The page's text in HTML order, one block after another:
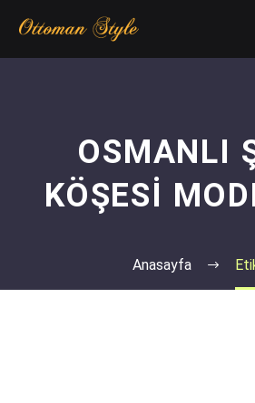
OSMANLI
KÖŞESI
Anasayfa